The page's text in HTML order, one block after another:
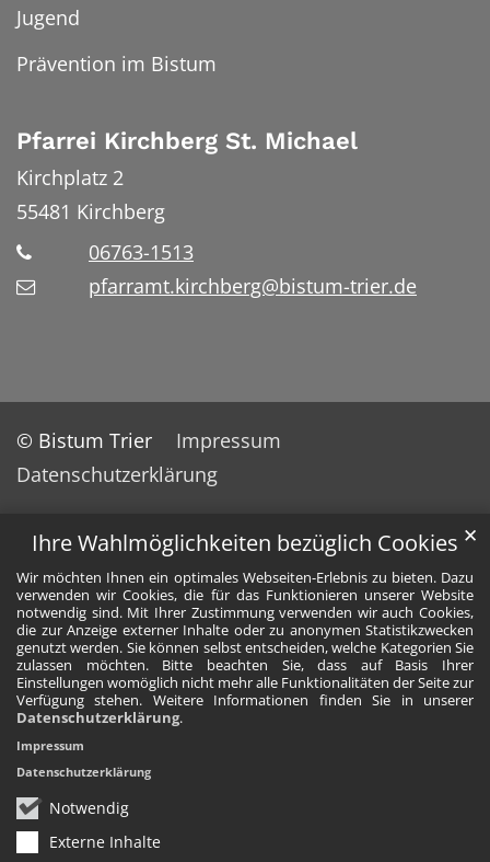
Ihre Wahlmöglichkeiten bezüglich Cookies
Wir möchten Ihnen ein optimales Webseiten-Erlebnis zu bieten. Dazu
verwenden wir Cookies, die für das Funktionieren unserer Website
notwendig sind. Mit Ihrer Zustimmung verwenden wir auch Cookies,
die zur Anzeige externer Inhalte oder zu anonymen Statistikzwecken
genutzt werden. Sie können selbst entscheiden, welche Kategorien Sie
zulassen möchten. Bitte beachten Sie, dass auf Basis Ihrer
Einstellungen womöglich nicht mehr alle Funktionalitäten der Seite zur
Verfügung stehen. Weitere Informationen finden Sie in unserer
Datenschutzerklärung.
Notwendig
Externe Inhalte
✕
Impressum
Datenschutzerklärung
Jugend
Prävention im Bistum
Pfarrei Kirchberg St. Michael
Kirchplatz 2
55481 Kirchberg
06763-1513
pfarramt.kirchberg@bistum-trier.de
© Bistum Trier
Impressum
Datenschutzerklärung